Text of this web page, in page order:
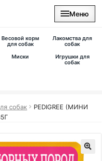
Меню
Весовой корм
для собак
Лакомства для
собак
Миски
Игрушки для
собак
собак
PEDIGREE (МИНИ